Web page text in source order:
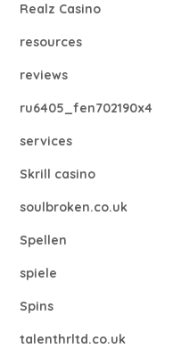
Realz Casino
resources
reviews
ru6405_fen702190x4
services
Skrill casino
soulbroken.co.uk
Spellen
spiele
Spins
talenthrltd.co.uk